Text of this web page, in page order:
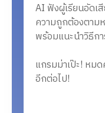
AI ฟังผู้เรียนอัดเ
ความถูกต้องตาม
พร้อมแนะนำวิธีก
แกรมม่าเป๊ะ! หม
อีกต่อไป!